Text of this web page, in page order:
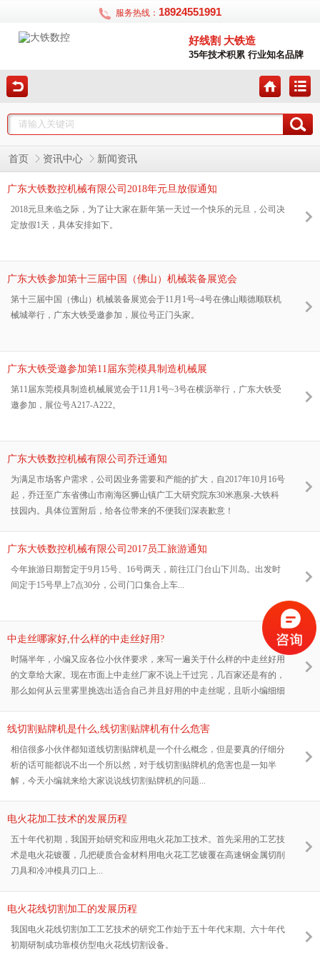
服务热线： 18924551991
好线割 大铁造
35年技术积累 行业知名品牌
首页 资讯中心 新闻资讯
广东大铁数控机械有限公司2018年元旦放假通知
2018元旦来临之际，为了让大家在新年第一天过一个快乐的元旦，公司决
定放假1天，具体安排如下。
广东大铁参加第十三届中国（佛山）机械装备展览会
第十三届中国（佛山）机械装备展览会于11月1号~4号在佛山顺德顺联机
械城举行，广东大铁受邀参加，展位号正门头家。
广东大铁受邀参加第11届东莞模具制造机械展
第11届东莞模具制造机械展览会于11月1号~3号在横沥举行，广东大铁受
邀参加，展位号A217-A222。
广东大铁数控机械有限公司乔迁通知
为满足市场客户需求，公司因业务需要和产能的扩大，自2017年10月16号
起，乔迁至广东省佛山市南海区狮山镇广工大研究院东30米惠泉-大铁科
技园内。具体位置附后，给各位带来的不便我们深表歉意！
广东大铁数控机械有限公司2017员工旅游通知
今年旅游日期暂定于9月15号、16号两天，前往江门台山下川岛。出发时
间定于15号早上7点30分，公司门口集合上车...
中走丝哪家好,什么样的中走丝好用?
时隔半年，小编又应各位小伙伴要求，来写一遍关于什么样的中走丝好用
的文章给大家。现在市面上中走丝厂家不说上千过完，几百家还是有的，
那么如何从云里雾里挑选出适合自己并且好用的中走丝呢，且听小编细细
线切割贴牌机是什么,线切割贴牌机有什么危害
相信很多小伙伴都知道线切割贴牌机是一个什么概念，但是要真的仔细分
析的话可能都说不出一个所以然，对于线切割贴牌机的危害也是一知半
解，今天小编就来给大家说说线切割贴牌机的问题...
电火花加工技术的发展历程
五十年代初期，我国开始研究和应用电火花加工技术。首先采用的工艺技
术是电火花镀覆，几把硬质合金材料用电火花工艺镀覆在高速钢金属切削
刀具和冷冲模具刃口上...
电火花线切割加工的发展历程
我国电火花线切割加工工艺技术的研究工作始于五十年代末期。六十年代
初期研制成功靠模仿型电火花线切割设备。